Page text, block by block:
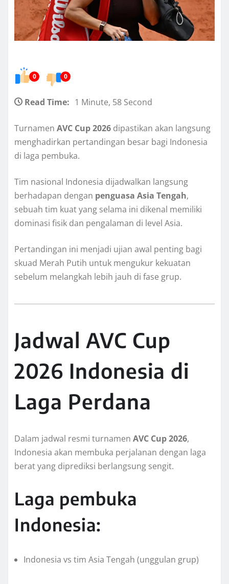
0 0
Read Time: 1 Minute, 58 Second
Turnamen AVC Cup 2026 dipastikan akan langsung
menghadirkan pertandingan besar bagi Indonesia
di laga pembuka.
Tim nasional Indonesia dijadwalkan langsung
berhadapan dengan penguasa Asia Tengah,
sebuah tim kuat yang selama ini dikenal memiliki
dominasi fisik dan pengalaman di level Asia.
Pertandingan ini menjadi ujian awal penting bagi
skuad Merah Putih untuk mengukur kekuatan
sebelum melangkah lebih jauh di fase grup.
Jadwal AVC Cup
2026 Indonesia di
Laga Perdana
Dalam jadwal resmi turnamen AVC Cup 2026,
Indonesia akan membuka perjalanan dengan laga
berat yang diprediksi berlangsung sengit.
Laga pembuka
Indonesia:
Indonesia vs tim Asia Tengah (unggulan grup)